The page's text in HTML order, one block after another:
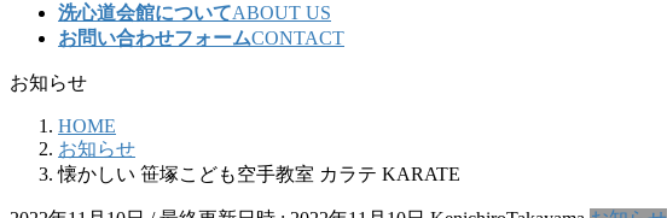
洗心道会館についてABOUT US
お問い合わせフォームCONTACT
お知らせ
HOME
お知らせ
懐かしい 笹塚こども空手教室 カラテ KARATE